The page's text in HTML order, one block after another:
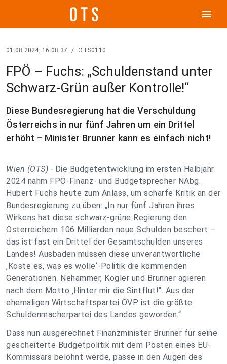
menu
01.08.2024, 16:08:37 / OTS0110
FPÖ – Fuchs: „Schuldenstand unter
Schwarz-Grün außer Kontrolle!“
Diese Bundesregierung hat die Verschuldung
Österreichs in nur fünf Jahren um ein Drittel
erhöht – Minister Brunner kann es einfach nicht!
Wien (OTS) - Die Budgetentwicklung im ersten Halbjahr
2024 nahm FPÖ-Finanz- und Budgetsprecher NAbg.
Hubert Fuchs heute zum Anlass, um scharfe Kritik an der
Bundesregierung zu üben: „In nur fünf Jahren ihres
Wirkens hat diese schwarz-grüne Regierung den
Österreichern 106 Milliarden neue Schulden beschert –
das ist fast ein Drittel der Gesamtschulden unseres
Landes! Ausbaden müssen diese unverantwortliche
‚Koste es, was es wolle‘-Politik die kommenden
Generationen. Nehammer, Kogler und Brunner agieren
nach dem Motto ‚Hinter mir die Sintflut!“. Aus der
ehemaligen Wirtschaftspartei ÖVP ist die größte
Schuldenmacherpartei des Landes geworden.“
Dass nun ausgerechnet Finanzminister Brunner für seine
gescheiterte Budgetpolitik mit dem Posten eines EU-
Kommissars belohnt werde, passe in den Augen des